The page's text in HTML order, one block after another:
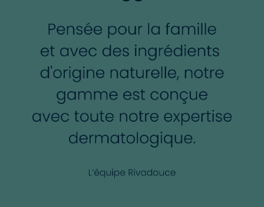
notre Laboratoire situé à Thouars en France. Une
production locale pour un soin responsable !
Hydratation des couches supérieures de l'épiderme.